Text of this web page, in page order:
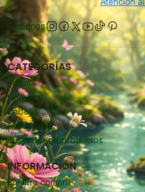
Síguenos
CATEGORÍAS
Facial
Corporal
Cabello
Accesorios
Buscador de productos
INFORMACIÓN
Primera compra